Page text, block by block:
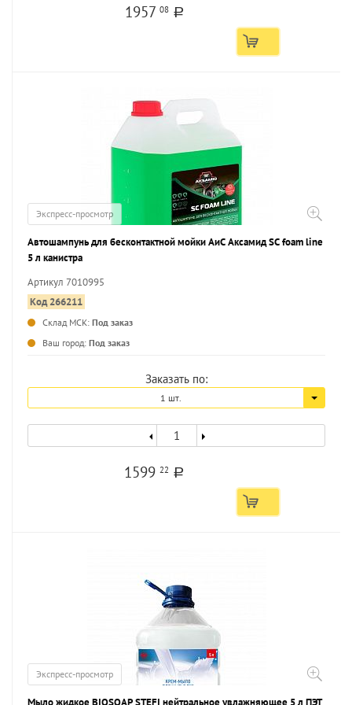
1957 08 a
Экспресс-просмотр
Автошампунь для бесконтактной мойки АиС Аксамид SC foam line
5 л канистра
Артикул 7010995
Код 266211
Склад МСК: Под заказ
Ваш город: Под заказ
Заказать по:
1 шт.
159922 a
Экспресс-просмотр
Мыло жидкое BIOSOAP STEFI нейтральное увлажняющее 5 л ПЭТ